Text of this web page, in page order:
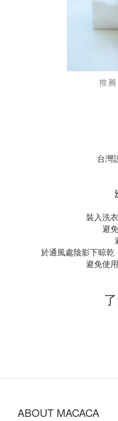
台灣
裝入洗
避
於通風處陰影下晾
避免使
ABOUT MACACA